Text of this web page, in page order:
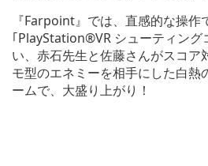
『Farpoint』では、直感的な操作
｢PlayStation®VR シューティング
い、赤石先生と佐藤さんがスコア
モ型のエネミーを相手にした白熱
ームで、大盛り上がり！